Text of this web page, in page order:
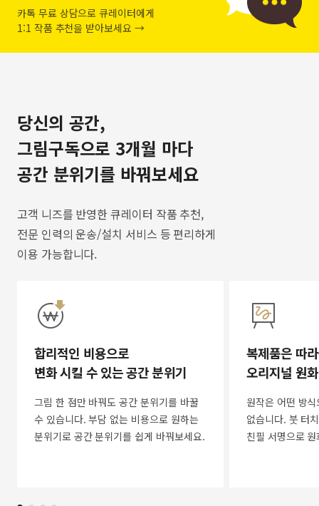
카톡 무료 상담으로 큐레이터에게
1:1 작품 추천을 받아보세요 →
당신의 공간,
그림구독으로 3개월 마다
공간 분위기를 바꿔보세요
고객 니즈를 반영한 큐레이터 작품 추천,
전문 인력의 운송/설치 서비스 등 편리하게
이용 가능합니다.
합리적인 비용으로
변화 시킬 수 있는 공간 분위기
그림 한 점만 바꿔도 공간 분위기를 바꿀
수 있습니다. 부담 없는 비용으로 원하는
분위기로 공간 분위기를 쉽게 바꿔보세요.
복제품은 따
오리지널 원
원작은 어떤 방
없습니다. 붓 터
친필 서명으로